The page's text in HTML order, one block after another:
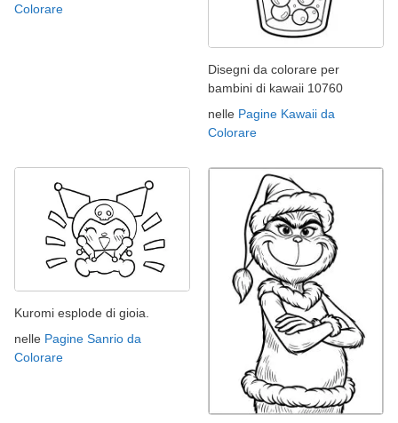
Colorare
Disegni da colorare per
bambini di kawaii 10760
nelle Pagine Kawaii da
Colorare
Kuromi esplode di gioia.
nelle Pagine Sanrio da
Colorare